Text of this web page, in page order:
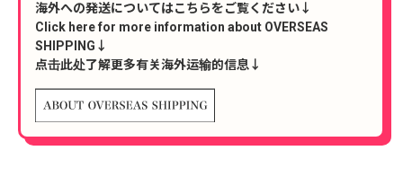
海外への発送についてはこちらをご覧ください↓
Click here for more information about OVERSEAS
SHIPPING↓
点击此处了解更多有关海外运输的信息↓